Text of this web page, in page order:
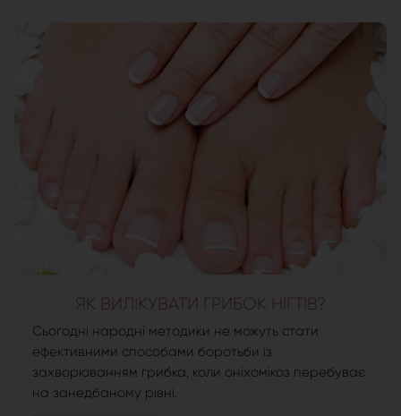
ЯК ВИЛІКУВАТИ ГРИБОК НІГТІВ?
Сьогодні народні методики не можуть стати
ефективними способами боротьби із
захворюванням грибка, коли оніхомікоз перебуває
на занедбаному рівні.